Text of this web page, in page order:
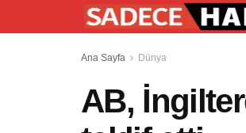
Ana Sayfa Dünya
AB,